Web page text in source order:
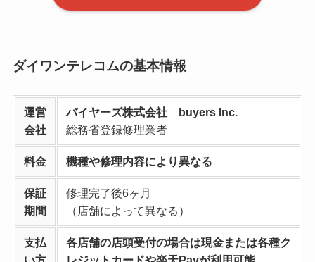
ダイワンテレコムの基本情報
運営
会社
バイヤーズ株式会社 buyers Inc.
総務省登録修理業者
料金 機種や修理内容により異なる
保証
期間
修理完了後6ヶ月
（店舗によって異なる）
支払
各店舗の店頭受付の場合は現金または各種ク